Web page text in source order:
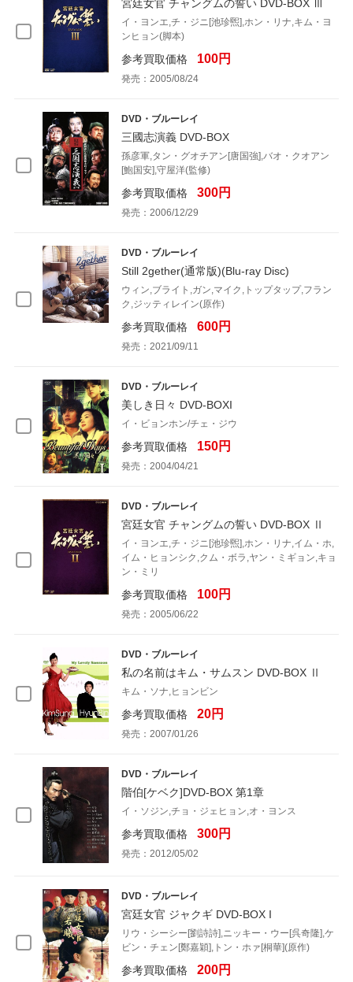
宮廷女官 チャングムの誓い DVD-BOX Ⅲ
イ・ヨンエ,チ・ジニ[池珍煕],ホン・リナ,キム・ヨ
ンヒョン(脚本)
参考買取価格 100円
発売：2005/08/24
DVD・ブルーレイ
三國志演義 DVD-BOX
孫彦軍,タン・グオチアン[唐国強],バオ・クオアン
[鮑国安],守屋洋(監修)
参考買取価格 300円
発売：2006/12/29
DVD・ブルーレイ
Still 2gether(通常版)(Blu-ray Disc)
ウィン,ブライト,ガン,マイク,トップタップ,フラン
ク,ジッティレイン(原作)
参考買取価格 600円
発売：2021/09/11
DVD・ブルーレイ
美しき日々 DVD-BOXI
イ・ビョンホン/チェ・ジウ
参考買取価格 150円
発売：2004/04/21
DVD・ブルーレイ
宮廷女官 チャングムの誓い DVD-BOX Ⅱ
イ・ヨンエ,チ・ジニ[池珍煕],ホン・リナ,イム・ホ,
イム・ヒョンシク,クム・ボラ,ヤン・ミギョン,キョ
ン・ミリ
参考買取価格 100円
発売：2005/06/22
DVD・ブルーレイ
私の名前はキム・サムスン DVD-BOX Ⅱ
キム・ソナ,ヒョンビン
参考買取価格 20円
発売：2007/01/26
DVD・ブルーレイ
階伯[ケベク]DVD-BOX 第1章
イ・ソジン,チョ・ジェヒョン,オ・ヨンス
参考買取価格 300円
発売：2012/05/02
DVD・ブルーレイ
宮廷女官 ジャクギ DVD-BOX I
リウ・シーシー[劉詩詩],ニッキー・ウー[呉奇隆],ケ
ビン・チェン[鄭嘉穎],トン・ホァ[桐華](原作)
参考買取価格 200円